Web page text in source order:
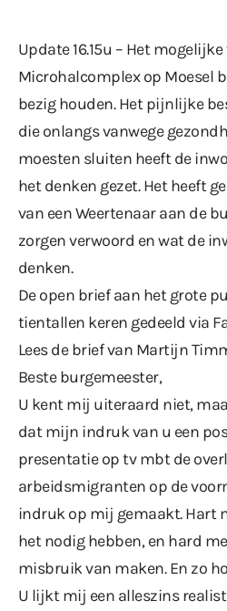
Update 16.15u – Het
Microhalcomplex op Moesel
bezig houden. Het pijnlijke
die onlangs vanwege
moesten sluiten heeft de
het denken gezet. Het heeft
van een Weertenaar aan de
zorgen verwoord en wat de
denken.
De open brief aan het grote
tientallen keren gedeeld via
Lees de brief van Martijn
Beste burgemeester,
U kent mij uiteraard niet,
dat mijn indruk van u een
presentatie op tv mbt de
arbeidsmigranten op de
indruk op mij gemaakt. Hart
het nodig hebben, en hard
misbruik van maken. En zo
U lijkt mij een alleszins